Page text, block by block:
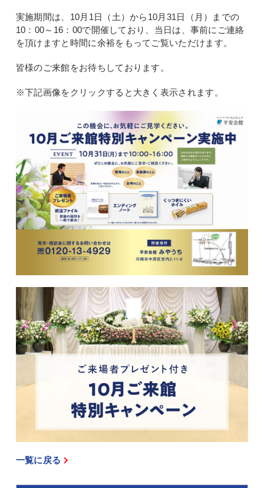
実施期間は、10月1日（土）から10月31日（月）までの
10：00～16：00で開催しており、当日は、事前にご連絡
を頂けますと時間に余裕をもってご覧いただけます。
皆様のご来館をお待ちしております。
※下記画像をクリックすると大きく表示されます。
一覧に戻る